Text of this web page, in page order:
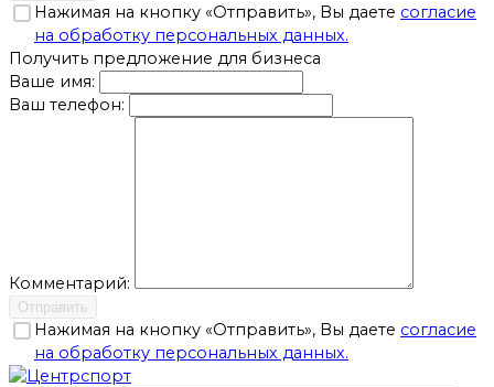
Нажимая на кнопку «Отправить», Вы даете согласие
на обработку персональных данных.
Получить предложение для бизнеса
Ваше имя:
Ваш телефон:
Комментарий:
Отправить
Нажимая на кнопку «Отправить», Вы даете согласие
на обработку персональных данных.